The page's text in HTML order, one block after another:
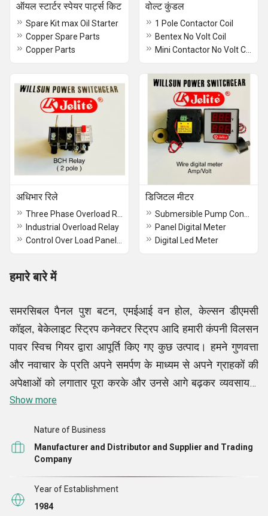
ऑयल स्टार्टर स्पेयर पार्ट्स किट
Spare Kit max Oil Starter
Copper Spare Parts
Copper Parts
वोल्ट कुंडल
1 Pole Contactor Coil
Bentex No Volt Coil
अधिभार रिले
Industrial Overload Relay
डिजिटल मीटर
Panel Digital Meter
Digital Led Meter
हमारे बारे में
समरसिबल पैनल पुश बटन, एमईआई वन होल, केल्सन डीएमसी
कॉइल, बेकेलाइट स्ट्रिप कनेक्टर स्ट्रिप आदि हमारी कंपनी विलसन
पावर स्विच गियर द्वारा आपूर्ति किए गए कुछ उत्पाद। हमने गुणवत्ता
और नवाचार के प्रति अपने समर्पण के माध्यम से अपने ग्राहकों की
अपेक्षाओं को लगातार पूरा करके और उनसे आगे बढ़कर व्यवसाय में
अपना नाम बनाया है। हमारे सामानों का विस्तृत चयन असाधारण
जिससे हमारे ग्राहकों का विश्वास और विश्वास जीता जा सके। हमारे
द्वारा बेचा जाने वाला प्रत्येक उत्पाद कठोर निरीक्षण और गुणवत्ता
गारंटी देता है कि हमारे ग्राहकों तक पहुंचने वाला हर उत्पाद एकदम
सही और बेहतरीन क्षमता वाला है
Show more
Nature of Business
Manufacturer and Distributor and Supplier and Trading
Company
Year of Establishment
1984